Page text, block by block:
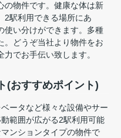
の物件です。健康な体は新
2駅利用できる場所にあ
使い分けができます。多種
。どうぞ当社より物件をお
でお手伝い致します。
(おすすめポイント)
ータなど様々な設備やサー
範囲が広がる2駅利用可能
ンションタイプの物件で